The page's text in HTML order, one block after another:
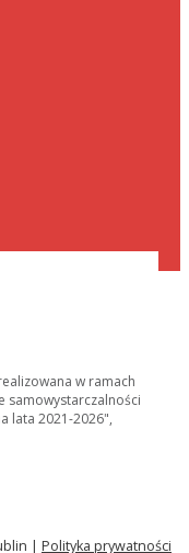
w ramach
samowystarczalności
lata 2021-2026",
| Polityka prywatności